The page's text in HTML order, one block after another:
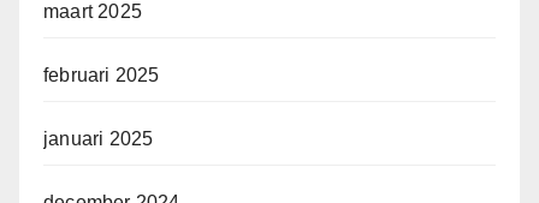
maart 2025
februari 2025
januari 2025